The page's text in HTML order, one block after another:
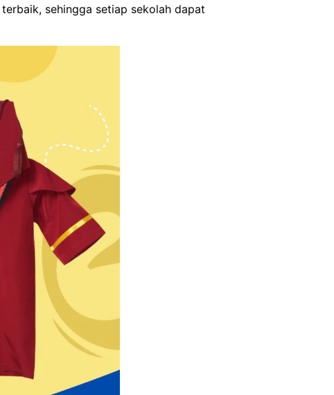
sehingga setiap sekolah dapat